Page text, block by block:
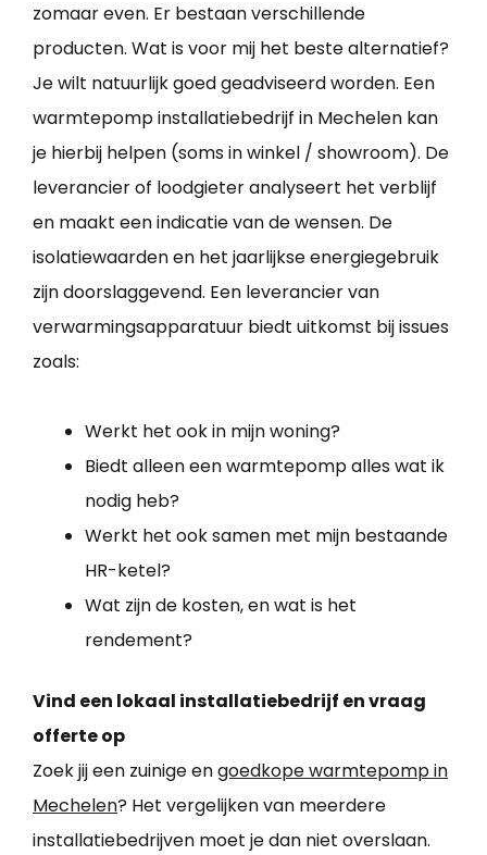
zomaar even. Er bestaan verschillende
producten. Wat is voor mij het beste alternatief?
Je wilt natuurlijk goed geadviseerd worden. Een
warmtepomp installatiebedrijf in Mechelen kan
je hierbij helpen (soms in winkel / showroom). De
leverancier of loodgieter analyseert het verblijf
en maakt een indicatie van de wensen. De
isolatiewaarden en het jaarlijkse energiegebruik
zijn doorslaggevend. Een leverancier van
verwarmingsapparatuur biedt uitkomst bij issues
zoals:
Werkt het ook in mijn woning?
Biedt alleen een warmtepomp alles wat ik
nodig heb?
Werkt het ook samen met mijn bestaande
HR-ketel?
Wat zijn de kosten, en wat is het
rendement?
Vind een lokaal installatiebedrijf en vraag
offerte op
Zoek jij een zuinige engoedkope warmtepomp in
Mechelen? Het vergelijken van meerdere
installatiebedrijven moet je dan niet overslaan.